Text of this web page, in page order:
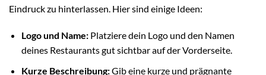
Eindruck zu hinterlassen. Hier sind einige Ideen:
Logo und Name:Platziere dein Logo und den Namen
deines Restaurants gut sichtbar auf der Vorderseite.
Kurze Beschreibung:Gib eine kurze und prägnante